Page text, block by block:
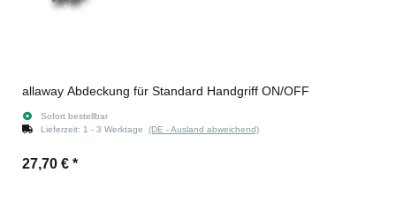
allaway Abdeckung für Standard Handgriff ON/OFF
Sofort bestellbar
Lieferzeit: 1 - 3 Werktage (DE - Ausland abweichend)
27,70 € *